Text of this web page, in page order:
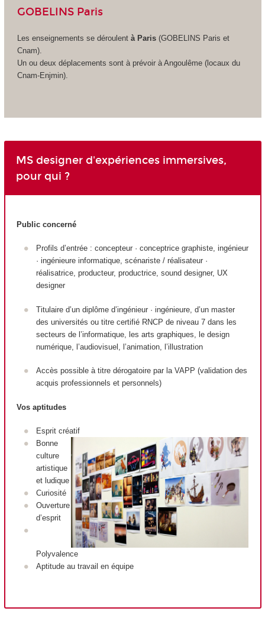
GOBELINS Paris
Les enseignements se déroulent à Paris (GOBELINS Paris et
Cnam).
Un ou deux déplacements sont à prévoir à Angoulême (locaux du
Cnam-Enjmin).
MS designer d'expériences immersives,
pour qui ?
Public concerné
Profils d’entrée : concepteur · conceptrice graphiste, ingénieur
· ingénieure informatique, scénariste / réalisateur ·
réalisatrice, producteur, productrice, sound designer, UX
designer
Titulaire d’un diplôme d’ingénieur · ingénieure, d’un master
des universités ou titre certifié RNCP de niveau 7 dans les
secteurs de l’informatique, les arts graphiques, le design
numérique, l’audiovisuel, l’animation, l’illustration
Accès possible à titre dérogatoire par la VAPP (validation des
acquis professionnels et personnels)
Vos aptitudes
Esprit créatif
Bonne
culture
artistique
et ludique
Curiosité
Ouverture
d’esprit
Polyvalence
Aptitude au travail en équipe